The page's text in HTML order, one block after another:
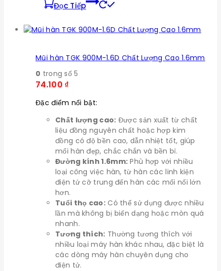
Đọc Tiếp
Mũi hàn TGK 900M-1.6D Chất Lượng Cao 1.6mm
0 trong số 5
74.100 ₫
Đặc điểm nổi bật:
Chất lượng cao: Được sản xuất từ chất
liệu đồng nguyên chất hoặc hợp kim
đồng có độ bền cao, dẫn nhiệt tốt, giúp
mối hàn đẹp, chắc chắn và bền bỉ.
Đường kính 1.6mm: Phù hợp với nhiều
loại công việc hàn, từ hàn các linh kiện
điện tử cỡ trung đến hàn các mối nối lớn
hơn.
Tuổi thọ cao:Có thể sử dụng được nhiều
lần mà không bị biến dạng hoặc mòn quá
nhanh.
Tương thích: Thường tương thích với
nhiều loại máy hàn khác nhau, đặc biệt là
các dòng máy hàn chuyên dụng cho
điện tử.